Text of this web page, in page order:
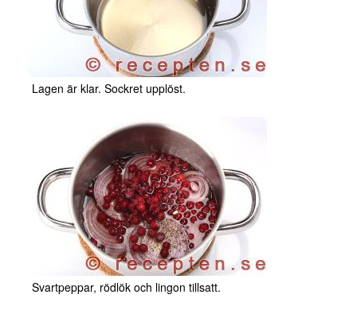
Lagen är klar. Sockret upplöst.
Svartpeppar, rödlök och lingon tillsatt.